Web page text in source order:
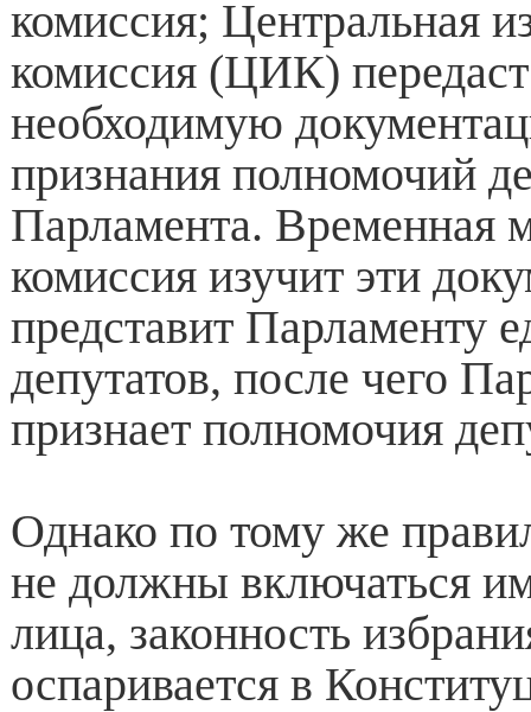
комиссия; Центральная
комиссия (ЦИК)
необходимую
признания полномочий
Парламента. Временная
комиссия изучит эти
представит Парламенту
депутатов, после чего
признает полномочия
Однако по тому же
не должны включаться
лица, законность
оспаривается в